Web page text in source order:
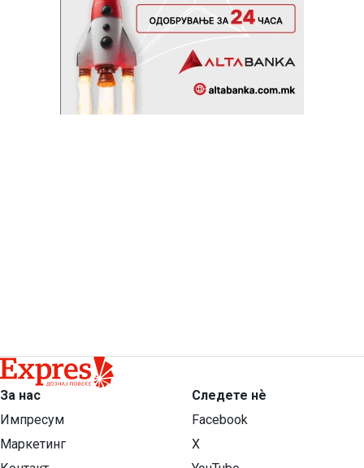
За нас
Импресум
Маркетинг
Следете нѐ
Facebook
X